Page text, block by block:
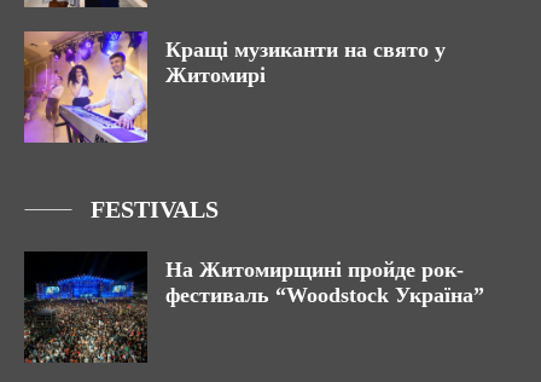
Кращі музиканти на свято у
Житомирі
FESTIVALS
На Житомирщині пройде рок-
фестиваль “Woodstock Україна”